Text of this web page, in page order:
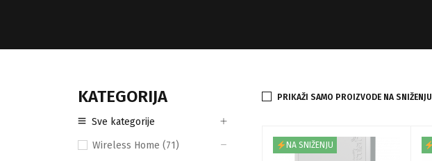
KATEGORIJA
Sve kategorije
Wireless Home (71)
PRIKAŽI SAMO PROIZVODE NA SNIŽENJU
NA SNIŽENJU